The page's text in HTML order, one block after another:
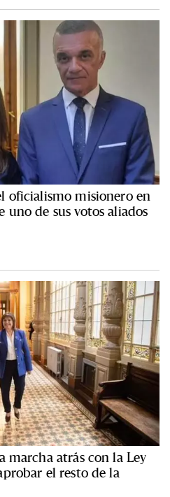
oficialismo misionero en
uno de sus votos aliados
marcha atrás con la Ley
el resto de la